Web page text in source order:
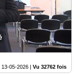
13-05-2026 | Vu 32762 fois